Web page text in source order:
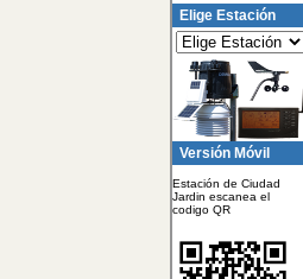
Elige Estación
Versión Móvil
Estación de Ciudad
Jardin escanea el
codigo QR